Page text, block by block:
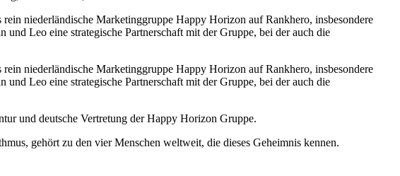
niederländische Marketinggruppe Happy Horizon auf Rankhero, insbesondere
Leo eine strategische Partnerschaft mit der Gruppe, bei der auch die
niederländische Marketinggruppe Happy Horizon auf Rankhero, insbesondere
Leo eine strategische Partnerschaft mit der Gruppe, bei der auch die
und deutsche Vertretung der Happy Horizon Gruppe.
gehört zu den vier Menschen weltweit, die dieses Geheimnis kennen.